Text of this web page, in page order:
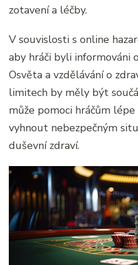
zotavení a léčby.
V souvislosti s online
aby hráči byli informováni
Osvěta a vzdělávání o
limitech by měly být
může pomoci hráčům
vyhnout nebezpečným
duševní zdraví.